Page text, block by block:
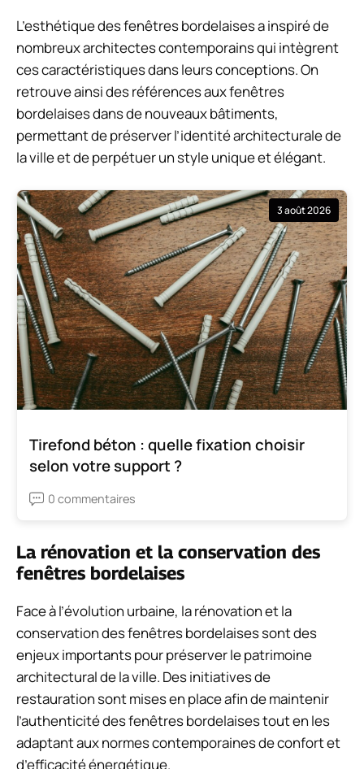
L’esthétique des fenêtres bordelaises a inspiré de
nombreux architectes contemporains qui intègrent
ces caractéristiques dans leurs conceptions. On
retrouve ainsi des références aux fenêtres
bordelaises dans de nouveaux bâtiments,
permettant de préserver l’identité architecturale de
la ville et de perpétuer un style unique et élégant.
3 août 2026
Tirefond béton : quelle fixation choisir
selon votre support ?
0 commentaires
La rénovation et la conservation des
fenêtres bordelaises
Face à l’évolution urbaine, la rénovation et la
conservation des fenêtres bordelaises sont des
enjeux importants pour préserver le patrimoine
architectural de la ville. Des initiatives de
restauration sont mises en place afin de maintenir
l’authenticité des fenêtres bordelaises tout en les
adaptant aux normes contemporaines de confort et
d’efficacité énergétique.